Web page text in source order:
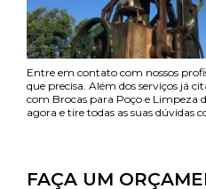
Entre em contato com nossos
que precisa. Além dos serviços já
com Brocas para Poço e Limpeza
agora e tire todas as suas dúvidas
FAÇA UM